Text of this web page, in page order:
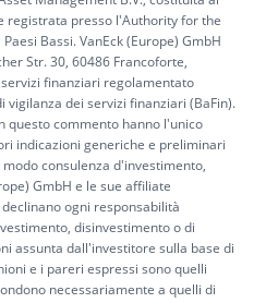
registrata presso l'Authority for the
Bassi. VanEck (Europe) GmbH
Str. 30, 60486 Francoforte,
finanziari regolamentato
vigilanza dei servizi finanziari (BaFin).
questo commento hanno l'unico
indicazioni generiche e preliminari
consulenza d'investimento,
GmbH e le sue affiliate
ogni responsabilità
disinvestimento o di
assunta dall'investitore sulla base di
e i pareri espressi sono quelli
necessariamente a quelli di